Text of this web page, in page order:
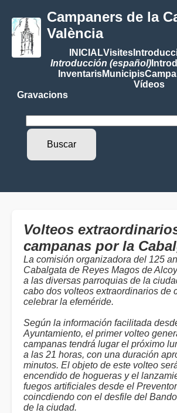
Campaners de la
València
INICIALVisites
Introducción (español)
InventarisMunicipis
Vídeos
Gravacions
Volteos
campanas por la
La comisión organizadora del 125
Cabalgata de Reyes Magos de
a las diversas parroquias de la
cabo dos volteos extraordinarios de
celebrar la efeméride.
Según la información facilitada
Ayuntamiento, el primer volteo
campanas tendrá lugar el próximo
a las 21 horas, con una duración
minutos. El objeto de este volteo
encendido de hogueras y el
fuegos artificiales desde el
coincdiendo con el desfile del
de la ciudad.